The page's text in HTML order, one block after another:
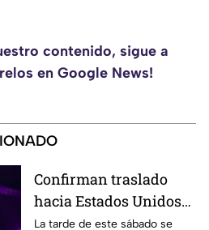
contenido, sigue a
en Google News!
Confirman traslado
hacia Estados Unidos
de menor que sufrió
La tarde de este sábado se